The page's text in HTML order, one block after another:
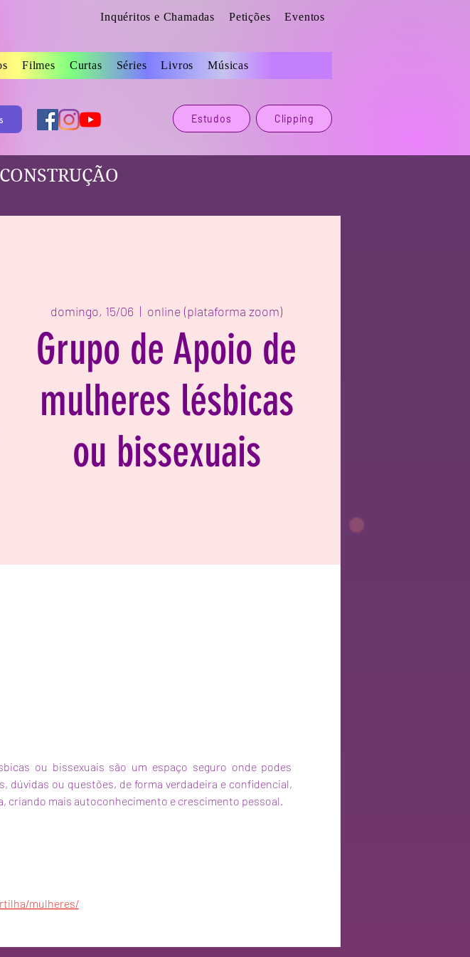
Inquéritos e Chamadas Petições Eventos
Filmes Curtas Séries Livros Músicas
Estudos Clipping
domingo, 15/06
  |
online (plataforma zoom)
Grupo de Apoio de
mulheres lésbicas
ou bissexuais
ou bissexuais são um espaço seguro onde podes
dúvidas ou questões, de forma verdadeira e confidencial,
criando mais autoconhecimento e crescimento pessoal.
mulheres/